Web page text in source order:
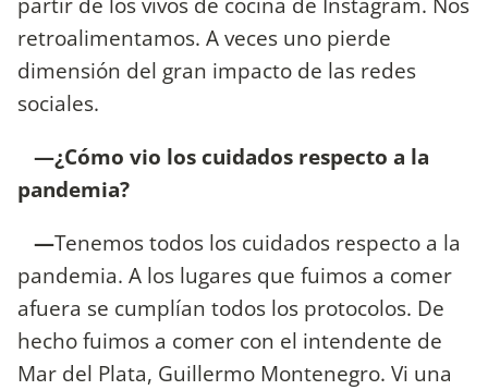
retroalimentamos. A veces uno pierde
dimensión del gran impacto de las redes
sociales.
—¿Cómo vio los cuidados respecto a la
pandemia?
—Tenemos todos los cuidados respecto a la
pandemia. A los lugares que fuimos a comer
afuera se cumplían todos los protocolos. De
hecho fuimos a comer con el intendente de
Mar del Plata, Guillermo Montenegro. Vi una